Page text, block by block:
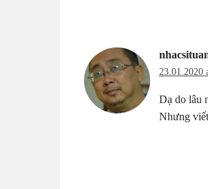
23.01.2020
Dạ do lâu
Nhưng